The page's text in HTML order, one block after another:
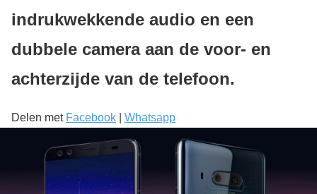
indrukwekkende audio en een
dubbele camera aan de voor- en
achterzijde van de telefoon.
Delen met Facebook Whatsapp